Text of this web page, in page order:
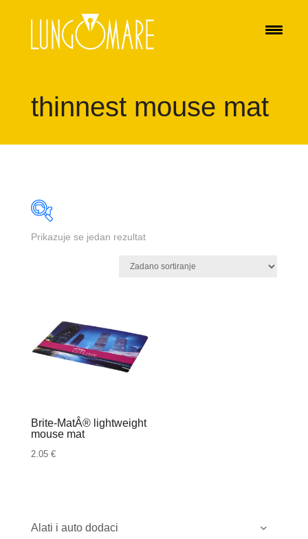
thinnest mouse mat
Alati i auto dodaci
Prikazuje se jedan rezultat
Brite-MatÂ® lightweight
mouse mat
2.05 €